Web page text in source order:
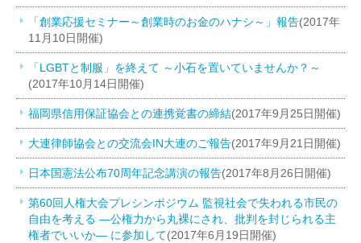
「創業応援セミナー～創業時のお金のハナシ～」報告(2017年
11月10日開催)
「LGBTと制服」を終えて ～小石を置いていませんか？～
(2017年10月14日開催)
福岡県信用保証協会との連携覚書の締結(2017年9月25日開催)
大連律師協会との交流会IN大連のご報告(2017年9月21日開催)
日本国憲法公布70周年記念講演の報告(2017年8月26日開催)
第60回人権大会プレシンポジウム 監視社会で失われる市民の
自由を考える ―公権力から丸裸にされ、批判を封じられる主
権者でいいか― に参加して(2017年6月19日開催)